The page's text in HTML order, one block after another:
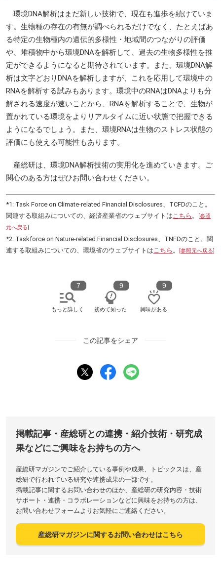
環境DNA解析はまだ新しい技術で、現在も進歩を続けていま
す。生物種の存在の有無が調べられるだけでなく、たとえばあ
る特定の生物種内の遺伝的多様性・地域間のつながりの評価
や、堆積物中から環境DNAを解析して、過去の生物多様性を推
定ができるようになると期待されています。また、環境DNA解
析は文字どおりDNAを解析しますが、これを応用して環境中の
RNAを解析する試みもあります。環境中のRNAはDNAよりも分
解される速度が速いことから、RNAを解析することで、生物が
置かれている環境をよりリアルタイムに近い状態で把握できる
ようになるでしょう。また、環境RNAは生物のストレス状態の
評価にも使える可能性もあります。
産総研は、環境DNA解析技術の実用化を進めていきます。ご
関心のある方はぜひお問い合わせください。
*1: Task Force on Climate-related Financial Disclosures、TCFDのこと。
関連する取組みについての、経済産業省のウェブサイトは こちら 。
[参照
元へ戻る]
*2: Taskforce on Nature-related Financial Disclosures、TNFDのこと。関
連する取組みについての、環境省のウェブサイトは こちら 。 [参照元へ戻る]
もっと詳しく
7
初めて知った
9
興味がある
9
この記事をシェア
掲載記事・産総研との連携・紹介技術・研究成
果などにご興味をお持ちの方へ
産総研マガジンでご紹介している事例や成果、トピックスは、産
総研で行われている研究や連携成果の一部です。
掲載記事に関するお問い合わせのほか、産総研の研究内容・技術
サポート・連携・コラボレーションなどに興味をお持ちの方は、
お問い合わせフォームよりお気軽にご連絡ください。
産総研マガジンに関するお問い合わせはこちら